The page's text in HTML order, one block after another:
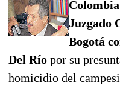
Juzgado
Bogotá
Del Río por su
homicidio del